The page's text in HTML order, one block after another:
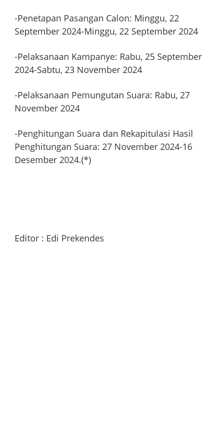
-Penetapan Pasangan Calon: Minggu, 22
September 2024-Minggu, 22 September 2024
-Pelaksanaan Kampanye: Rabu, 25 September
2024-Sabtu, 23 November 2024
-Pelaksanaan Pemungutan Suara: Rabu, 27
November 2024
-Penghitungan Suara dan Rekapitulasi Hasil
Penghitungan Suara: 27 November 2024-16
Desember 2024.(*)
Editor : Edi Prekendes